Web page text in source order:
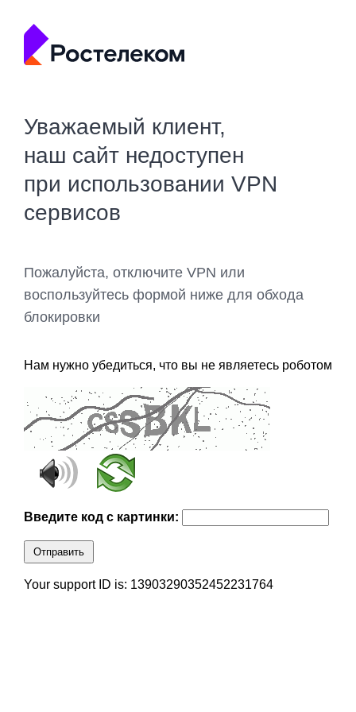
Уважаемый клиент,
наш сайт недоступен
при использовании VPN
сервисов
Пожалуйста, отключите VPN или
воспользуйтесь формой ниже для обхода
блокировки
Нам нужно убедиться, что вы не являетесь роботом
Введите код с картинки:
Отправить
Your support ID is: 13903290352452231764